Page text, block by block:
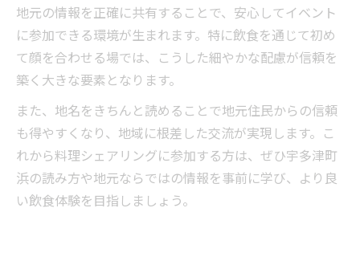
地元の情報を正確に共有することで、安心してイベント
に参加できる環境が生まれます。特に飲食を通じて初め
て顔を合わせる場では、こうした細やかな配慮が信頼を
築く大きな要素となります。
また、地名をきちんと読めることで地元住民からの信頼
も得やすくなり、地域に根差した交流が実現します。こ
れから料理シェアリングに参加する方は、ぜひ宇多津町
浜の読み方や地元ならではの情報を事前に学び、より良
い飲食体験を目指しましょう。